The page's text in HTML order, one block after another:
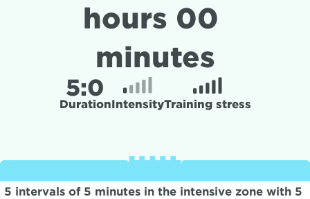
hours 00
minutes
5:0
DurationIntensityTraining stress
5 intervals of 5 minutes in the intensive zone with 5